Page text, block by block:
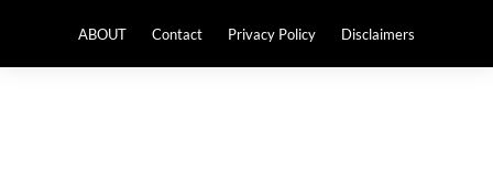
ABOUT Contact Privacy Policy Disclaimers